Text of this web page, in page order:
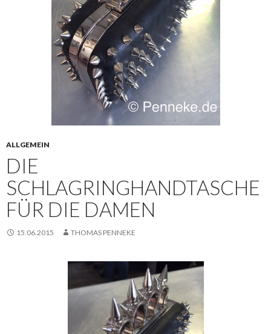
ALLGEMEIN
DIE
SCHLAGRINGHANDTASCHE
FÜR DIE DAMEN
15.06.2015 THOMAS PENNEKE